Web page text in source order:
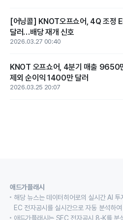
[어닝콜] KNOT오프쇼어, 4Q 조정
달러…배당 재개 신호
2026.03.27 00:40
KNOT 오프쇼어, 4분기 매출 9650
제외 순이익 1400만 달러
2026.03.25 20:07
애드가플래시
해당 뉴스는 데이터히어로의 실시간 AI 투
EC 전자공시를 실시간으로 자동 분석하
애드가플래시는 SEC 전자공시 8-K를 분